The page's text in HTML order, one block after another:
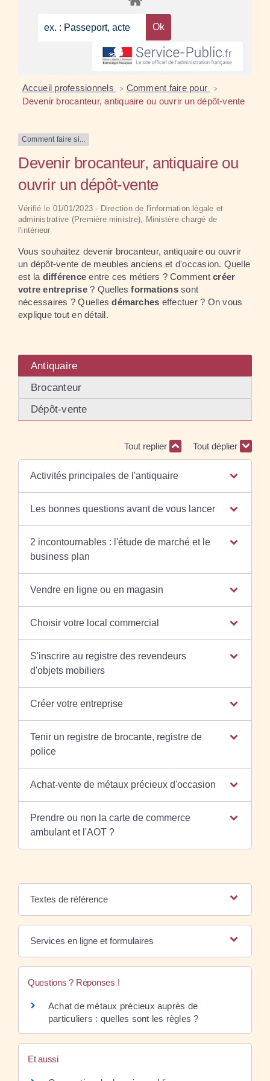
Accueil professionnels > Comment faire pour >
Devenir brocanteur, antiquaire ou ouvrir un dépôt-vente
Comment faire si...
Devenir brocanteur, antiquaire ou
ouvrir un dépôt-vente
Vérifié le 01/01/2023 - Direction de l'information légale et
administrative (Première ministre), Ministère chargé de
l'intérieur
Vous souhaitez devenir brocanteur, antiquaire ou ouvrir
un dépôt-vente de meubles anciens et d'occasion. Quelle
est la différence entre ces métiers ? Commentcréer
votre entreprise? Quellesformationssont
nécessaires ? Quellesdémarches effectuer ? On vous
explique tout en détail.
Antiquaire
Brocanteur
Dépôt-vente
Tout replier Tout déplier
Activités principales de l'antiquaire
Les bonnes questions avant de vous lancer
2 incontournables : l'étude de marché et le
business plan
Vendre en ligne ou en magasin
Choisir votre local commercial
S'inscrire au registre des revendeurs
d'objets mobiliers
Créer votre entreprise
Tenir un registre de brocante, registre de
police
Achat-vente de métaux précieux d'occasion
Prendre ou non la carte de commerce
ambulant et l'AOT ?
Textes de référence
Services en ligne et formulaires
Questions ? Réponses !
Achat de métaux précieux auprès de
particuliers : quelles sont les règles ?
Et aussi